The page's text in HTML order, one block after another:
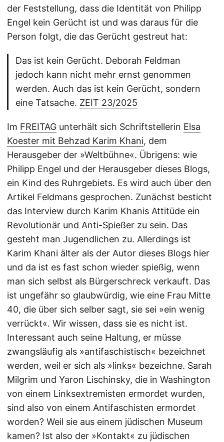
der Feststellung, dass die Identität von Philipp
Engel kein Gerücht ist und was daraus für die
Person folgt, die das Gerücht gestreut hat:
Das ist kein Gerücht. Deborah Feldman
jedoch kann nicht mehr ernst genommen
werden. Auch das ist kein Gerücht, sondern
eine Tatsache. ZEIT 23/2025
Im FREITAG unterhält sich Schriftstellerin Elsa
Koester mit Behzad Karim Khani, dem
Herausgeber der »Weltbühne«. Übrigens: wie
Philipp Engel und der Herausgeber dieses Blogs,
ein Kind des Ruhrgebiets. Es wird auch über den
Artikel Feldmans gesprochen. Zunächst besticht
das Interview durch Karim Khanis Attitüde ein
Revolutionär und Anti-Spießer zu sein. Das
gesteht man Jugendlichen zu. Allerdings ist
Karim Khani älter als der Autor dieses Blogs hier
und da ist es fast schon wieder spießig, wenn
man sich selbst als Bürgerschreck verkauft. Das
ist ungefähr so glaubwürdig, wie eine Frau Mitte
40, die über sich selber sagt, sie sei »ein wenig
verrückt«. Wir wissen, dass sie es nicht ist.
Interessant auch seine Haltung, er müsse
zwangsläufig als »antifaschistisch« bezeichnet
werden, weil er sich als »links« bezeichne. Sarah
Milgrim und Yaron Lischinsky, die in Washington
von einem Linksextremisten ermordet wurden,
sind also von einem Antifaschisten ermordet
worden? Weil sie aus einem jüdischen Museum
kamen? Ist also der »Kontakt« zu jüdischen